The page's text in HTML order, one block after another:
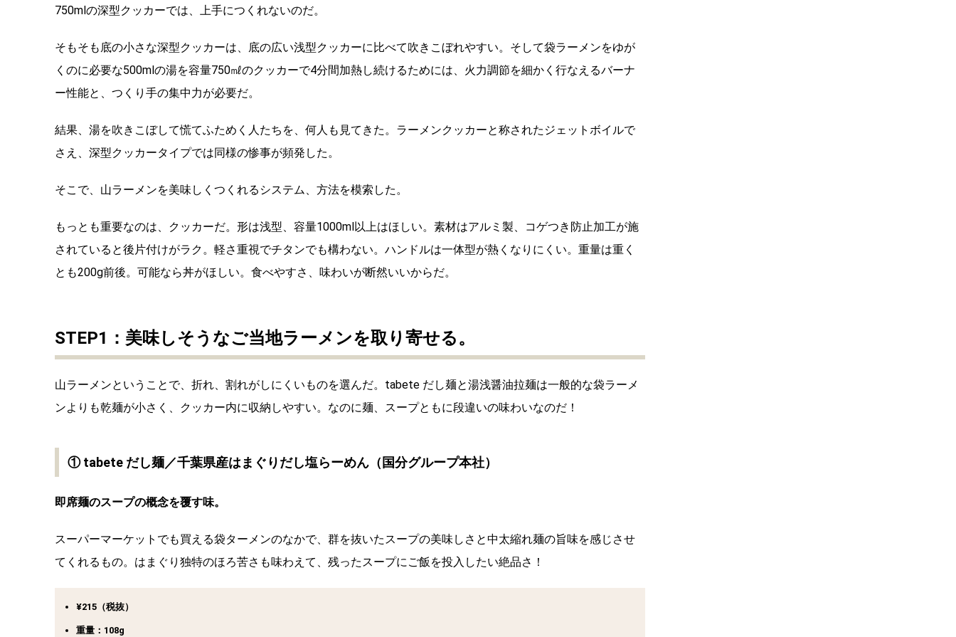
750mlの深型クッカーでは、上手につくれないのだ。
そもそも底の小さな深型クッカーは、底の広い浅型クッカーに比べて吹きこぼれやすい。そして袋ラーメンをゆが
くのに必要な500mlの湯を容量750㎖のクッカーで4分間加熱し続けるためには、火力調節を細かく行なえるバーナ
ー性能と、つくり手の集中力が必要だ。
結果、湯を吹きこぼして慌てふためく人たちを、何人も見てきた。ラーメンクッカーと称されたジェットボイルで
さえ、深型クッカータイプでは同様の惨事が頻発した。
そこで、山ラーメンを美味しくつくれるシステム、方法を模索した。
もっとも重要なのは、クッカーだ。形は浅型、容量1000ml以上はほしい。素材はアルミ製、コゲつき防止加工が施
されていると後片付けがラク。軽さ重視でチタンでも構わない。ハンドルは一体型が熱くなりにくい。重量は重く
とも200g前後。可能なら丼がほしい。食べやすさ、味わいが断然いいからだ。
STEP1：美味しそうなご当地ラーメンを取り寄せる。
山ラーメンということで、折れ、割れがしにくいものを選んだ。tabete だし麺と湯浅醤油拉麺は一般的な袋ラーメ
ンよりも乾麺が小さく、クッカー内に収納しやすい。なのに麺、スープともに段違いの味わいなのだ！
① tabete だし麺／千葉県産はまぐりだし塩らーめん（国分グループ本社）
即席麺のスープの概念を覆す味。
スーパーマーケットでも買える袋ターメンのなかで、群を抜いたスープの美味しさと中太縮れ麺の旨味を感じさせ
てくれるもの。はまぐり独特のほろ苦さも味わえて、残ったスープにご飯を投入したい絶品さ！
¥215（税抜）
重量：108g